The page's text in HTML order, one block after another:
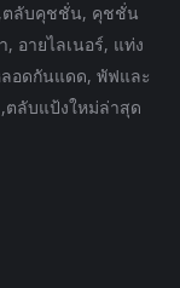
ตลับคุชชั่น, คุชชั่น
อายไลเนอร์, แท่ง
อดกันแดด, พัฟและ
ตลับแป้งใหม่ล่าสุด